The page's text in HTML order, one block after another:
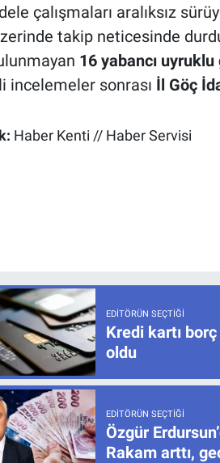
çalışmaları aralıksız
takip neticesinde
16 yabancı
incelemeler sonrası İl Göç
Haber Kenti // Haber Servisi
EDITÖRÜN SEÇTIĞI
Kredi kartı
oldu
EDITÖRÜN SEÇTIĞI
Özgür
Rakam arttı,